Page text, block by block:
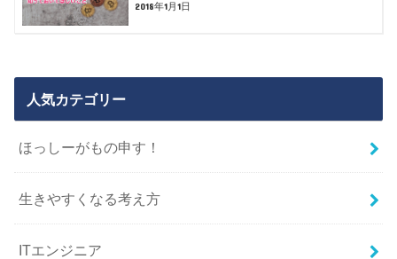
2018年1月1日
人気カテゴリー
ほっしーがもの申す！
生きやすくなる考え方
ITエンジニア